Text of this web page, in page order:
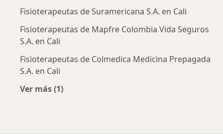
Fisioterapeutas de Suramericana S.A. en Cali
Fisioterapeutas de Mapfre Colombia Vida Seguros
S.A. en Cali
Fisioterapeutas de Colmedica Medicina Prepagada
S.A. en Cali
Ver más (1)